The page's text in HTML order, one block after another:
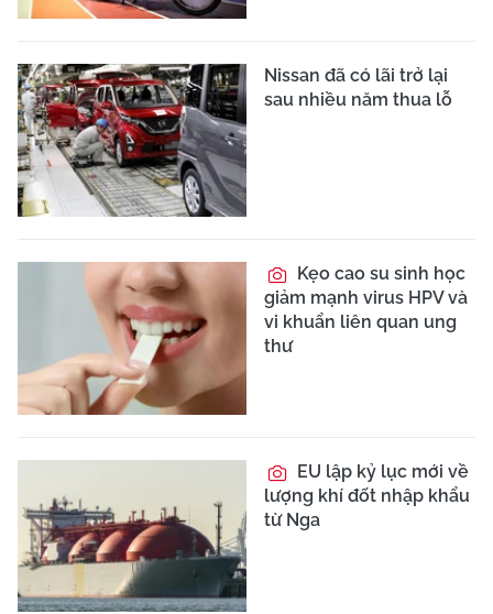
Nissan đã có lãi trở lại
sau nhiều năm thua lỗ
Kẹo cao su sinh học
giảm mạnh virus HPV và
vi khuẩn liên quan ung
thư
EU lập kỷ lục mới về
lượng khí đốt nhập khẩu
từ Nga